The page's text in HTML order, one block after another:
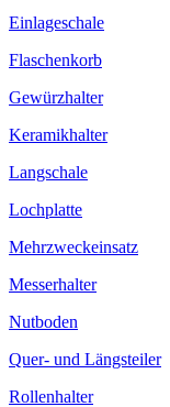
Einlageschale
Flaschenkorb
Gewürzhalter
Keramikhalter
Langschale
Lochplatte
Mehrzweckeinsatz
Messerhalter
Nutboden
Quer- und Längsteiler
Rollenhalter